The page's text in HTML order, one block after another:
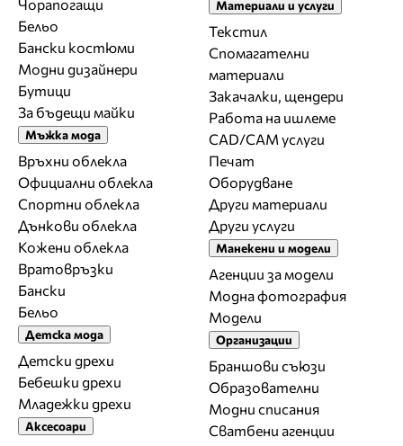
Чорапогащи
Бельо
Бански костюми
Модни дизайнери
Бутици
За бъдещи майки
Мъжка мода
Връхни облекла
Официални облекла
Спортни облекла
Дънкови облекла
Кожени облекла
Вратовръзки
Бански
Бельо
Детска мода
Детски дрехи
Бебешки дрехи
Младежки дрехи
Аксесоари
Материали и услуги
Текстил
Спомагателни
материали
Закачалки, щендери
Работа на ишлеме
CAD/CAM услуги
Печат
Оборудване
Други материали
Други услуги
Манекени и модели
Агенции за модели
Модна фотография
Модели
Организации
Браншови съюзи
Образователни
Модни списания
Сватбени агенции